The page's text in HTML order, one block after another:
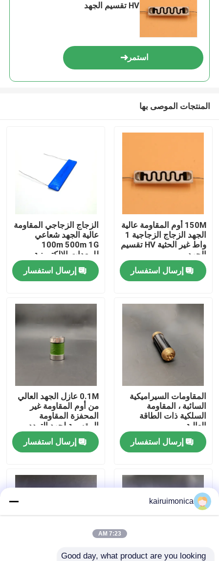
المنزل
أشرطة فيديو
معلومات عنا
جولة في المعمل
اتصل بنا
اطلب اقتباس
HV تقسيم الجهد
استمر
المنتجات الموصى بها
150M أوم المقاومة عالية
الجهد الزجاج الزجاجية 1
واط غير الحثية HV تقسيم
الجهد
إرسال استفسار
الزجاج الزجاجي المقاومة
عالية الجهد شعاعي
100m 500m 1G
للمعدات الإلكترونية
القوية
إرسال استفسار
المقاومات السيراميكية
السائبة ، المقاومة
السلكية ذات الطاقة
العالية
إرسال استفسار
0.1M عازل الجهد العالي
من أوم المقاومة غير
المحفزة المقاومة
المقسمة لجهد التردد
العالي
إرسال استفسار
kairuimonica
7:23 AM
Good day, what product are you looking